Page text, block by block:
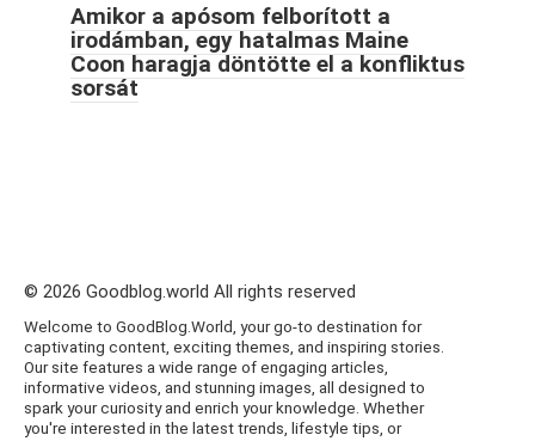
Amikor a apósom felborított a
irodámban, egy hatalmas Maine
Coon haragja döntötte el a konfliktus
sorsát
© 2026 Goodblog.world All rights reserved
Welcome to GoodBlog.World, your go-to destination for
captivating content, exciting themes, and inspiring stories.
Our site features a wide range of engaging articles,
informative videos, and stunning images, all designed to
spark your curiosity and enrich your knowledge. Whether
you're interested in the latest trends, lifestyle tips, or